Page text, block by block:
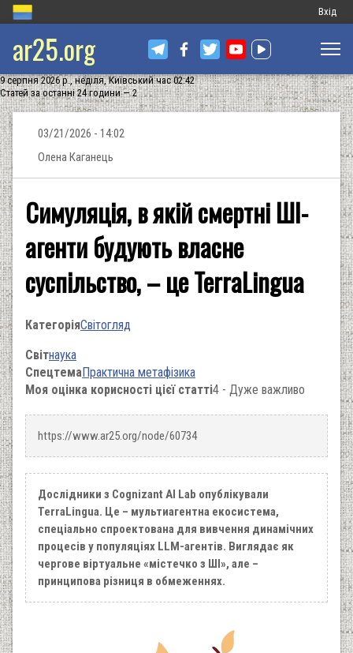
Меню
запису
Вхід
ar25.org
9 серпня 2026 р., неділя, Київський час 02:42
Статей за останні 24 години — 2
03/21/2026 - 14:02
Олена Каганець
Симуляція, в якій смертні ШІ-
агенти будують власне
суспільство, – це TerraLingua
КатегоріяСвітогляд
Світнаука
СпецтемаПрактична метафізика
Моя оцінка корисності цієї статті4 - Дуже важливо
https://www.ar25.org/node/60734
Дослідники з Cognizant AI Lab опублікували
TerraLingua. Це – мультиагентна екосистема,
спеціально спроектована для вивчення динамічних
процесів у популяціях LLM-агентів. Виглядає як
чергове віртуальне «містечко з ШІ», але –
принципова різниця в обмеженнях.